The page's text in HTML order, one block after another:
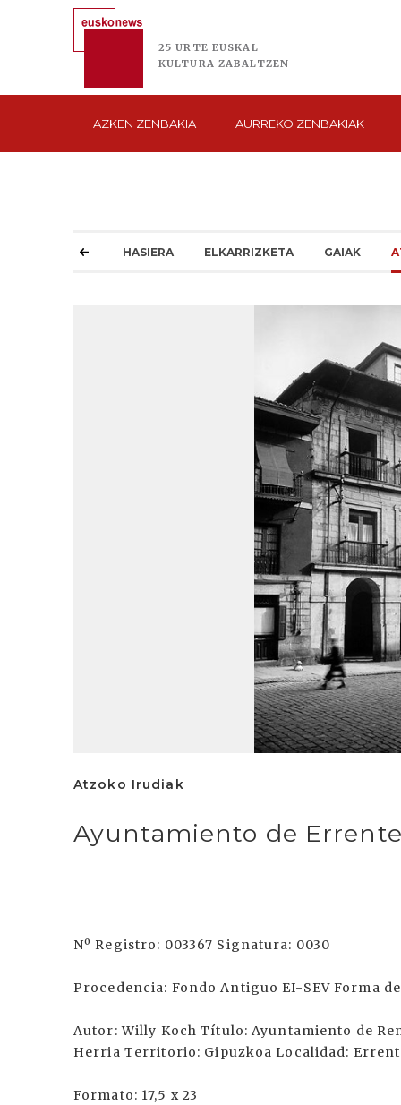
25 URTE EUSKAL
KULTURA ZABALTZEN
AZKEN ZENBAKIA AURREKO ZENBAKIAK
HASIERA ELKARRIZKETA GAIAK
Atzoko Irudiak
Ayuntamiento de
Nº Registro: 003367 Signatura: 0030
Procedencia: Fondo Antiguo EI-SEV Forma
Autor: Willy Koch Título: Ayuntamiento de
Herria Territorio: Gipuzkoa Localidad:
Formato: 17,5 x 23